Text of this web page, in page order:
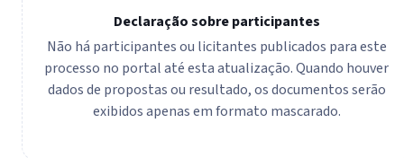
Declaração sobre participantes
Não há participantes ou licitantes publicados para este
processo no portal até esta atualização. Quando houver
dados de propostas ou resultado, os documentos serão
exibidos apenas em formato mascarado.